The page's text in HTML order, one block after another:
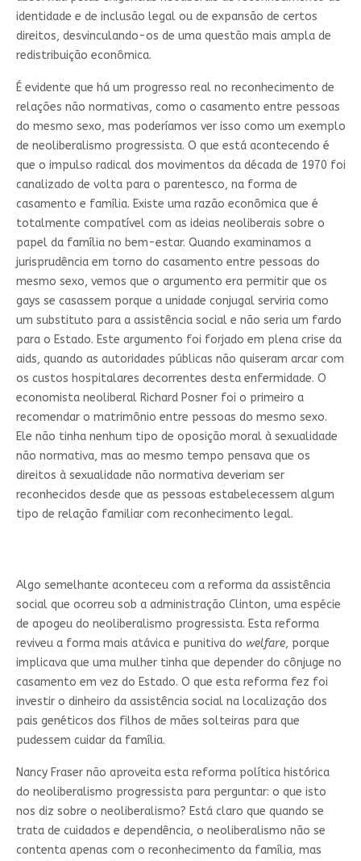
identidade e de inclusão legal ou de expansão de certos
direitos, desvinculando-os de uma questão mais ampla de
redistribuição econômica.
É evidente que há um progresso real no reconhecimento de
relações não normativas, como o casamento entre pessoas
do mesmo sexo, mas poderíamos ver isso como um exemplo
de neoliberalismo progressista. O que está acontecendo é
que o impulso radical dos movimentos da década de 1970 foi
canalizado de volta para o parentesco, na forma de
casamento e família. Existe uma razão econômica que é
totalmente compatível com as ideias neoliberais sobre o
papel da família no bem-estar. Quando examinamos a
jurisprudência em torno do casamento entre pessoas do
mesmo sexo, vemos que o argumento era permitir que os
gays se casassem porque a unidade conjugal serviria como
um substituto para a assistência social e não seria um fardo
para o Estado. Este argumento foi forjado em plena crise da
aids, quando as autoridades públicas não quiseram arcar com
os custos hospitalares decorrentes desta enfermidade. O
economista neoliberal Richard Posner foi o primeiro a
recomendar o matrimônio entre pessoas do mesmo sexo.
Ele não tinha nenhum tipo de oposição moral à sexualidade
não normativa, mas ao mesmo tempo pensava que os
direitos à sexualidade não normativa deveriam ser
reconhecidos desde que as pessoas estabelecessem algum
tipo de relação familiar com reconhecimento legal.
Algo semelhante aconteceu com a reforma da assistência
social que ocorreu sob a administração Clinton, uma espécie
de apogeu do neoliberalismo progressista. Esta reforma
reviveu a forma mais atávica e punitiva do welfare, porque
implicava que uma mulher tinha que depender do cônjuge no
casamento em vez do Estado. O que esta reforma fez foi
investir o dinheiro da assistência social na localização dos
pais genéticos dos filhos de mães solteiras para que
pudessem cuidar da família.
Nancy Fraser não aproveita esta reforma política histórica
do neoliberalismo progressista para perguntar: o que isto
nos diz sobre o neoliberalismo? Está claro que quando se
trata de cuidados e dependência, o neoliberalismo não se
contenta apenas com o reconhecimento da família, mas